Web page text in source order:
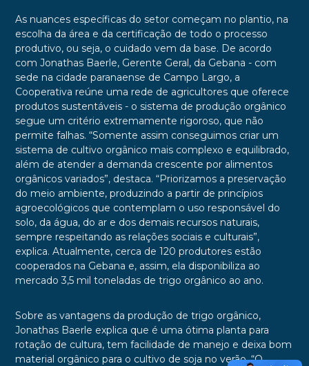
As nuances específicas do setor começam no plantio, na
escolha da área e da certificação de todo o processo
produtivo, ou seja, o cuidado vem da base. De acordo
com Jonathas Baerle, Gerente Geral, da Gebana - com
sede na cidade paranaense de Campo Largo, a
Cooperativa reúne uma rede de agricultores que oferece
produtos sustentáveis - o sistema de produção orgânico
segue um critério extremamente rigoroso, que não
permite falhas. “Somente assim conseguimos criar um
sistema de cultivo orgânico mais complexo e equilibrado,
além de atender a demanda crescente por alimentos
orgânicos variados”, destaca. “Priorizamos a preservação
do meio ambiente, produzindo a partir de princípios
agroecológicos que contemplam o uso responsável do
solo, da água, do ar e dos demais recursos naturais,
sempre respeitando as relações sociais e culturais”,
explica. Atualmente, cerca de 120 produtores estão
cooperados na Gebana e, assim, ela disponibiliza ao
mercado 3,5 mil toneladas de trigo orgânico ao ano.
Sobre as vantagens da produção de trigo orgânico,
Jonathas Baerle explica que é uma ótima planta para
rotação de cultura, tem facilidade de manejo e deixa bom
material orgânico para o cultivo de soja no verão. “O